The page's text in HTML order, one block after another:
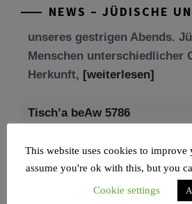
NEWS – JÜDISCHE
Menschen unterschiedlicher
an die Zerstörung des Ersten
This website uses cookies to improve
assume you're ok with this, but you
Cookie settings